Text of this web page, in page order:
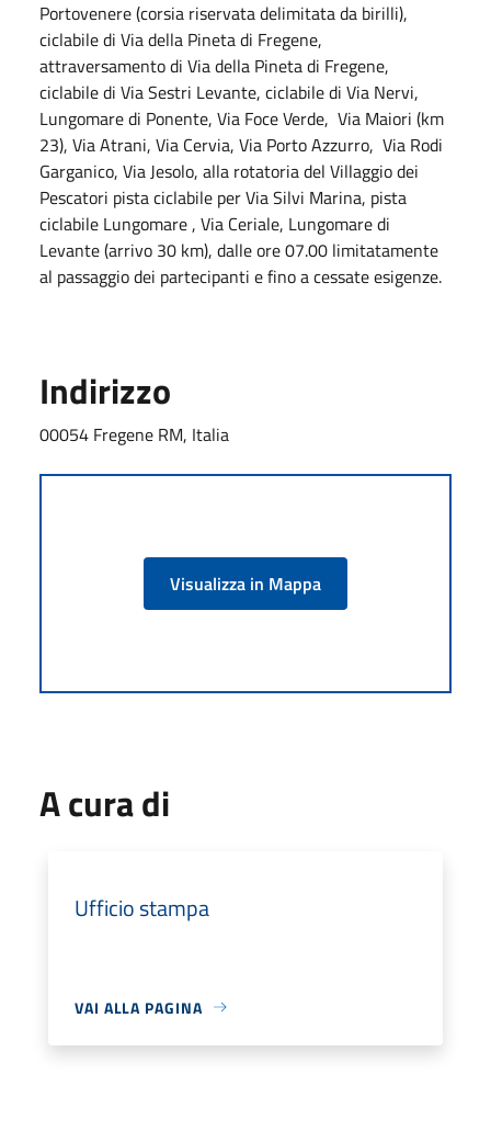
Portovenere (corsia riservata delimitata da birilli),
ciclabile di Via della Pineta di Fregene,
attraversamento di Via della Pineta di Fregene,
ciclabile di Via Sestri Levante, ciclabile di Via Nervi,
Lungomare di Ponente, Via Foce Verde, Via Maiori (km
23), Via Atrani, Via Cervia, Via Porto Azzurro, Via Rodi
Garganico, Via Jesolo, alla rotatoria del Villaggio dei
Pescatori pista ciclabile per Via Silvi Marina, pista
ciclabile Lungomare , Via Ceriale, Lungomare di
Levante (arrivo 30 km), dalle ore 07.00 limitatamente
al passaggio dei partecipanti e fino a cessate esigenze.
Indirizzo
00054 Fregene RM, Italia
Visualizza in Mappa
A cura di
Ufficio stampa
VAI ALLA PAGINA